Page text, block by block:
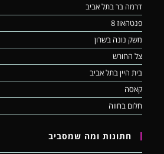
דרמה בר בתל אביב
פנטהאוז 8
משק נונה בשרון
צל החורש
בית היין בתל אביב
קאסה
חלום בחווה
חתונות ומה שמסביב